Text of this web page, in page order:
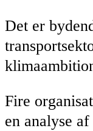
Det er
Fire
en analyse